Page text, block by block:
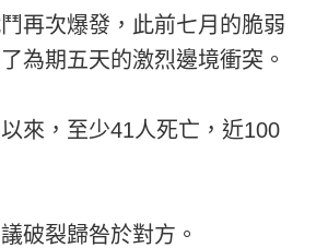
再次爆發，此前七月的脆弱
為期五天的激烈邊境衝突。
來，至少41人死亡，近100
破裂歸咎於對方。